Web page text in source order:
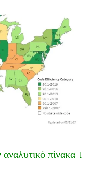
αναλυτικό πίνακα ↓